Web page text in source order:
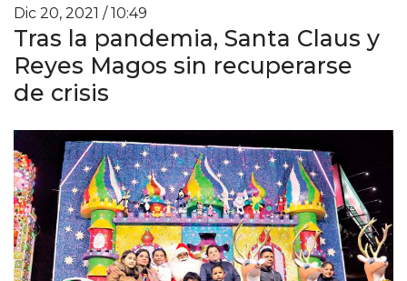
Dic 20, 2021 / 10:49
Tras la pandemia, Santa Claus y
Reyes Magos sin recuperarse
de crisis